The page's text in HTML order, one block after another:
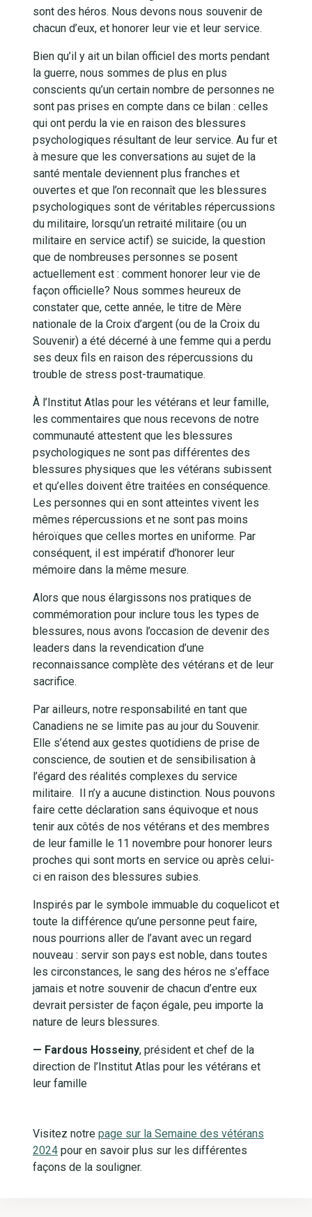
sont des héros. Nous devons nous souvenir de
chacun d’eux, et honorer leur vie et leur service.
Bien qu’il y ait un bilan officiel des morts pendant
la guerre, nous sommes de plus en plus
conscients qu’un certain nombre de personnes ne
sont pas prises en compte dans ce bilan : celles
qui ont perdu la vie en raison des blessures
psychologiques résultant de leur service. Au fur et
à mesure que les conversations au sujet de la
santé mentale deviennent plus franches et
ouvertes et que l’on reconnaît que les blessures
psychologiques sont de véritables répercussions
du militaire, lorsqu’un retraité militaire (ou un
militaire en service actif) se suicide, la question
que de nombreuses personnes se posent
actuellement est : comment honorer leur vie de
façon officielle? Nous sommes heureux de
constater que, cette année, le titre de Mère
nationale de la Croix d’argent (ou de la Croix du
Souvenir) a été décerné à une femme qui a perdu
ses deux fils en raison des répercussions du
trouble de stress post-traumatique.
À l’Institut Atlas pour les vétérans et leur famille,
les commentaires que nous recevons de notre
communauté attestent que les blessures
psychologiques ne sont pas différentes des
blessures physiques que les vétérans subissent
et qu’elles doivent être traitées en conséquence.
Les personnes qui en sont atteintes vivent les
mêmes répercussions et ne sont pas moins
héroïques que celles mortes en uniforme. Par
conséquent, il est impératif d’honorer leur
mémoire dans la même mesure.
Alors que nous élargissons nos pratiques de
commémoration pour inclure tous les types de
blessures, nous avons l’occasion de devenir des
leaders dans la revendication d’une
reconnaissance complète des vétérans et de leur
sacrifice.
Par ailleurs, notre responsabilité en tant que
Canadiens ne se limite pas au jour du Souvenir.
Elle s’étend aux gestes quotidiens de prise de
conscience, de soutien et de sensibilisation à
l’égard des réalités complexes du service
militaire. Il n’y a aucune distinction. Nous pouvons
faire cette déclaration sans équivoque et nous
tenir aux côtés de nos vétérans et des membres
de leur famille le 11 novembre pour honorer leurs
proches qui sont morts en service ou après celui-
ci en raison des blessures subies.
Inspirés par le symbole immuable du coquelicot et
toute la différence qu’une personne peut faire,
nous pourrions aller de l’avant avec un regard
nouveau : servir son pays est noble, dans toutes
les circonstances, le sang des héros ne s’efface
jamais et notre souvenir de chacun d’entre eux
devrait persister de façon égale, peu importe la
nature de leurs blessures.
— Fardous Hosseiny, président et chef de la
direction de l’Institut Atlas pour les vétérans et
leur famille
Visitez notre page sur la Semaine des vétérans
2024 pour en savoir plus sur les différentes
façons de la souligner.